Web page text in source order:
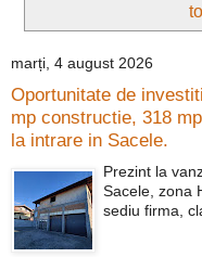
marți, 4 august 2026
Oportunitate de
mp constructie, 318
la intrare in Sacele.
Prezint la
Sacele, zona
sediu firma,